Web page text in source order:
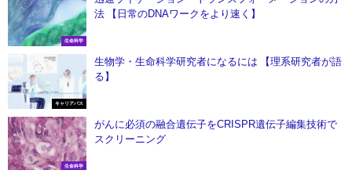
生命科学
法 【日常のDNAワークをより速く】
キャリアパス
生物学・生命科学研究者になるには 【理系研究者が語
る】
生命科学
がんに必須の融合遺伝子をCRISPR遺伝子編集技術で
スクリーニング